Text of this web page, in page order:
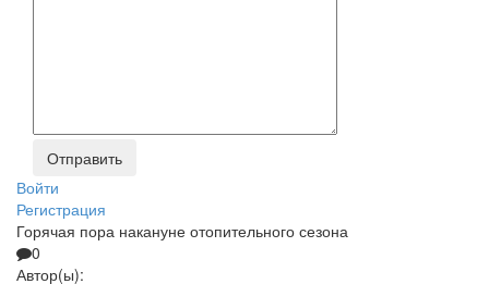
Войти
Регистрация
Горячая пора накануне отопительного сезона
0
Автор(ы):